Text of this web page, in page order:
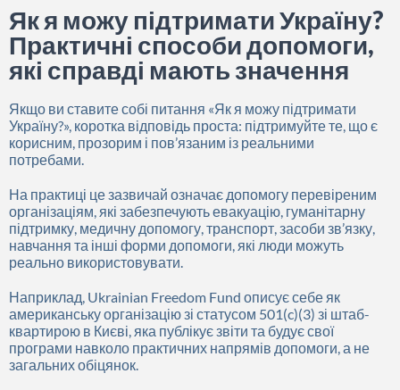
Як я можу підтримати Україну?
Практичні способи допомоги,
які справді мають значення
Якщо ви ставите собі питання «Як я можу підтримати
Україну?», коротка відповідь проста: підтримуйте те, що є
корисним, прозорим і пов’язаним із реальними
потребами.
На практиці це зазвичай означає допомогу перевіреним
організаціям, які забезпечують евакуацію, гуманітарну
підтримку, медичну допомогу, транспорт, засоби зв’язку,
навчання та інші форми допомоги, які люди можуть
реально використовувати.
Наприклад, Ukrainian Freedom Fund описує себе як
американську організацію зі статусом 501(c)(3) зі штаб-
квартирою в Києві, яка публікує звіти та будує свої
програми навколо практичних напрямів допомоги, а не
загальних обіцянок.